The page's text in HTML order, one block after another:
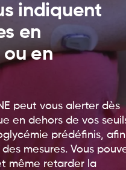
indiquent
en
ou en
peut vous alerter dès
en dehors de vos
prédéfinis, afin
mesures. Vous
même retarder la